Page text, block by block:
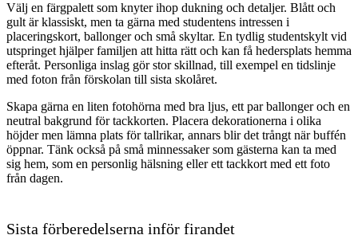
Välj en färgpalett som knyter ihop dukning och detaljer. Blått och
gult är klassiskt, men ta gärna med studentens intressen i
placeringskort, ballonger och små skyltar. En tydlig studentskylt vid
utspringet hjälper familjen att hitta rätt och kan få hedersplats hemma
efteråt. Personliga inslag gör stor skillnad, till exempel en tidslinje
med foton från förskolan till sista skolåret.
Skapa gärna en liten fotohörna med bra ljus, ett par ballonger och en
neutral bakgrund för tackkorten. Placera dekorationerna i olika
höjder men lämna plats för tallrikar, annars blir det trångt när buffén
öppnar. Tänk också på små minnessaker som gästerna kan ta med
sig hem, som en personlig hälsning eller ett tackkort med ett foto
från dagen.
Sista förberedelserna inför firandet